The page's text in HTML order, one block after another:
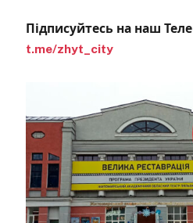
Підписуйтесь на наш
t.me/zhyt_city